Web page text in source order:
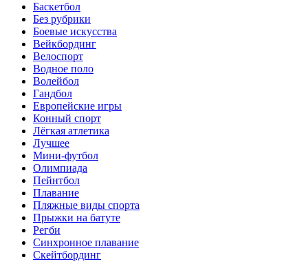
Баскетбол
Без рубрики
Боевые искусства
Вейкбординг
Велоспорт
Водное поло
Волейбол
Гандбол
Европейские игры
Конный спорт
Лёгкая атлетика
Лучшее
Мини-футбол
Олимпиада
Пейнтбол
Плавание
Пляжные виды спорта
Прыжки на батуте
Регби
Синхронное плавание
Скейтбординг